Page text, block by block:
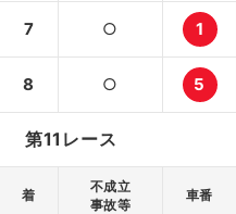
7 ○ 1
8 ○ 5
第11レース
着
不成立
事故等
車番